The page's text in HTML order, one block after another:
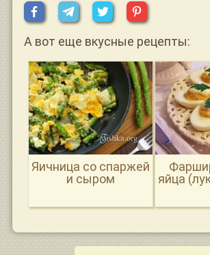
А вот еще вкусные рецепты:
Яичница со спаржей
и сыром
яйца